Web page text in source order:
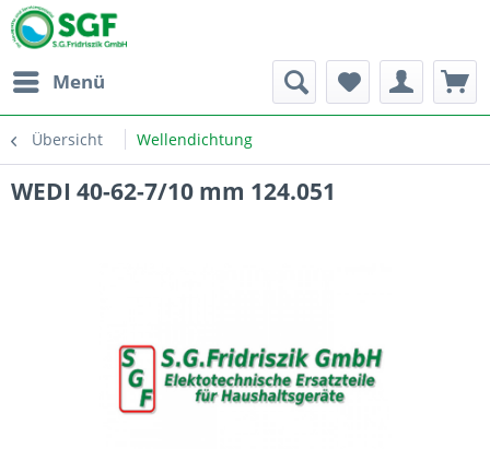
Menü
Übersicht Wellendichtung
WEDI 40-62-7/10 mm 124.051